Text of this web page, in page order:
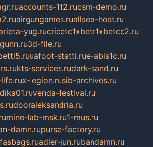
accounts-112.rucsm-demo.ru
airgungames.ruallseo-host.ru
yug.rucricetc1xbetr1xbetcc2.ru
3d-file.ru
uafoot-statti.rue-abis1c.ru
kts-services.rudark-sand.ru
x-legion.rusib-archives.ru
venda-festival.ru
dooraleksandria.ru
mine-lab-msk.ru1-mus.ru
damn.rupurse-factory.ru
fasbags.ruadler-jun.rubandamn.ru